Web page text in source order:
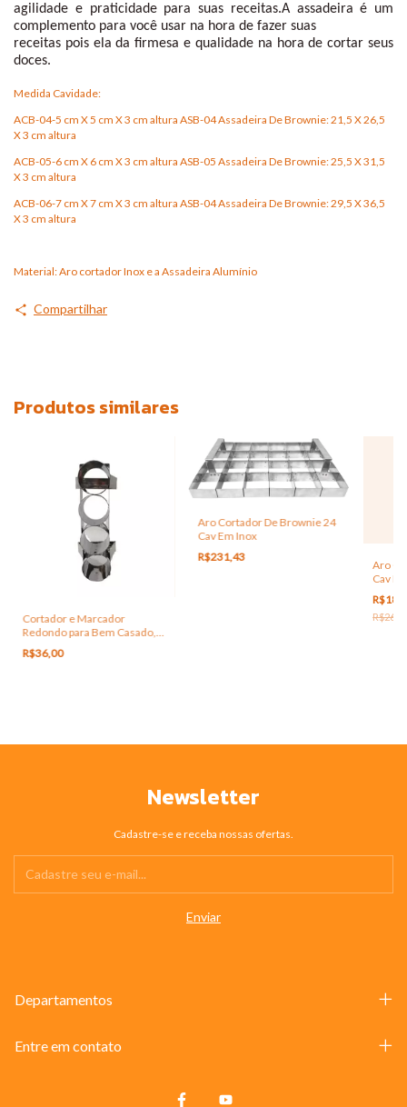
agilidade e praticidade para suas receitas.A assadeira é um
complemento para você usar na hora de fazer suas
receitas pois ela da firmesa e qualidade na hora de cortar seus
doces.
Medida Cavidade:
ACB-04-5 cm X 5 cm X 3 cm altura ASB-04 Assadeira De Brownie: 21,5 X 26,5
X 3 cm altura
ACB-05-6 cm X 6 cm X 3 cm altura ASB-05 Assadeira De Brownie: 25,5 X 31,5
X 3 cm altura
ACB-06-7 cm X 7 cm X 3 cm altura ASB-04 Assadeira De Brownie: 29,5 X 36,5
X 3 cm altura
Material: Aro cortador Inox e a Assadeira Alumínio
Compartilhar
Produtos similares
Cortador e Marcador
Redondo para Bem Casado,
Brownie ou Canapé
R$36,00
Aro Cortador De Brownie 24
Cav Em Inox
R$231,43
Aro
Cav
Newsletter
Cadastre-se e receba nossas ofertas.
Departamentos
Entre em contato